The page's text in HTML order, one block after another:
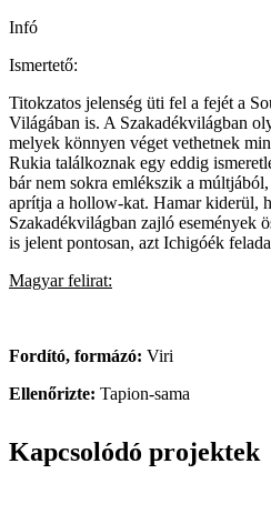
Infó
Ismertető:
Titokzatos jelenség üti fel a fejét a
Világában is. A Szakadékvilágban
melyek könnyen véget vethetnek
Rukia találkoznak egy eddig
bár nem sokra emlékszik a
aprítja a hollow-kat. Hamar kiderül,
Szakadékvilágban zajló események
is jelent pontosan, azt Ichigóék
Magyar felirat:
Fordító, formázó: Viri
Ellenőrizte: Tapion-sama
Kapcsolódó projektek